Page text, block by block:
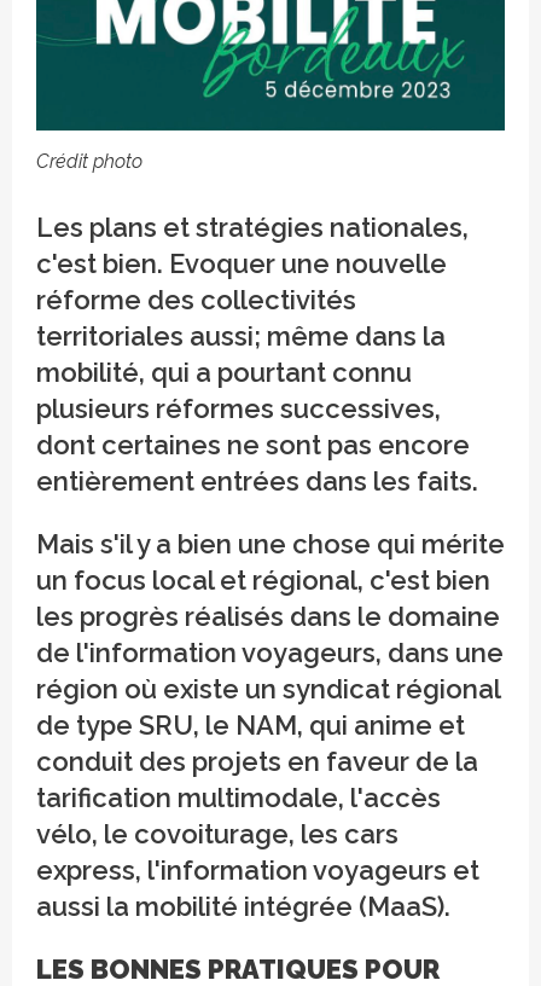
Crédit photo
Les plans et stratégies nationales,
c'est bien. Evoquer une nouvelle
réforme des collectivités
territoriales aussi; même dans la
mobilité, qui a pourtant connu
plusieurs réformes successives,
dont certaines ne sont pas encore
entièrement entrées dans les faits.
Mais s'il y a bien une chose qui mérite
un focus local et régional, c'est bien
les progrès réalisés dans le domaine
de l'information voyageurs, dans une
région où existe un syndicat régional
de type SRU, le NAM, qui anime et
conduit des projets en faveur de la
tarification multimodale, l'accès
vélo, le covoiturage, les cars
express, l'information voyageurs et
aussi la mobilité intégrée (MaaS).
LES BONNES PRATIQUES POUR